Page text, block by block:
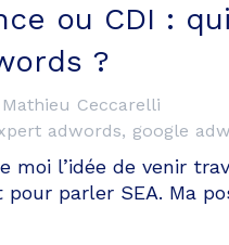
ou CDI :
?
Mathieu Ceccarelli
adwords, google
moi l’idée de venir
parler SEA. Ma